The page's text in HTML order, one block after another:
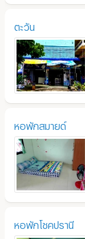
ตะวัน
หอพักสมายด์
หอพักโชคปรานี